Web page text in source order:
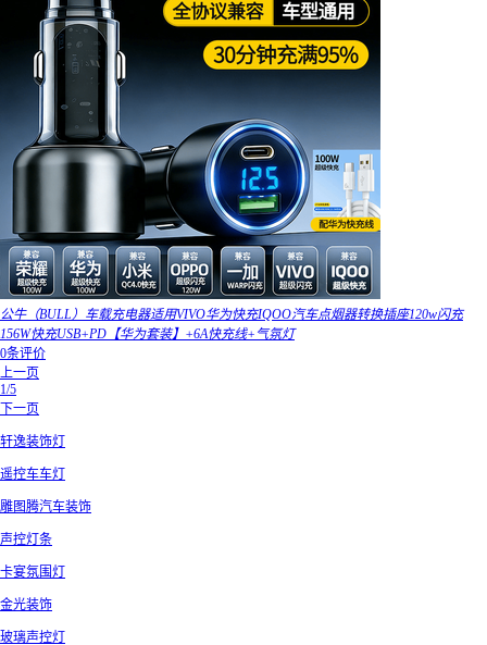
公牛（BULL）车载充电器适用VIVO华为快充IQOO汽车点烟器转换插座120w闪充
156W快充USB+PD【华为套装】+6A快充线+气氛灯
0条评价
上一页
1/5
下一页
轩逸装饰灯
遥控车车灯
雕图腾汽车装饰
声控灯条
卡宴氛围灯
金光装饰
玻璃声控灯